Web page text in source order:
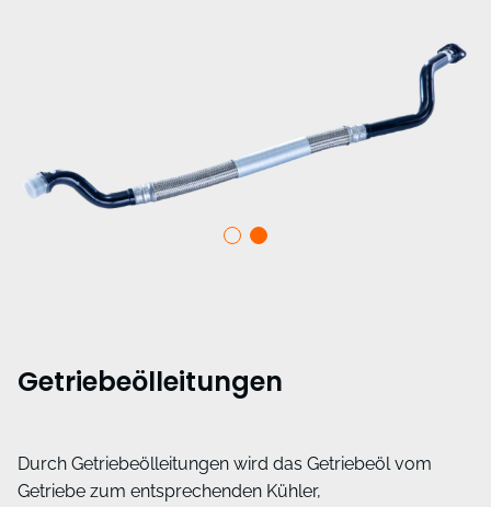
Getriebeölleitungen
Durch Getriebeölleitungen wird das Getriebeöl vom
Getriebe zum entsprechenden Kühler,